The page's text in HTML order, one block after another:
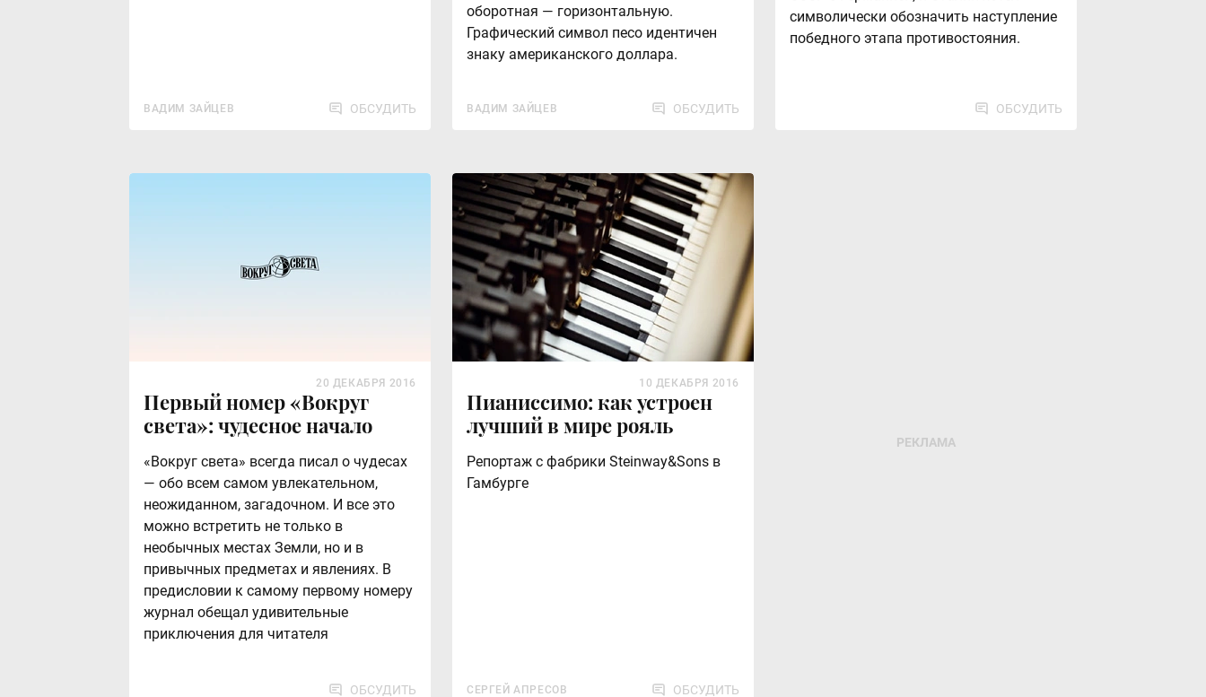
ВАДИМ ЗАЙЦЕВ ОБСУДИТЬ
оборотная — горизонтальную.
Графический символ песо идентичен
знаку американского доллара.
ВАДИМ ЗАЙЦЕВ ОБСУДИТЬ
символически обозначить наступление
победного этапа противостояния.
ОБСУДИТЬ
Первый номер «Вокруг
света»: чудесное начало
«Вокруг света» всегда писал о чудесах
— обо всем самом увлекательном,
неожиданном, загадочном. И все это
можно встретить не только в
необычных местах Земли, но и в
привычных предметах и явлениях. В
предисловии к самому первому номеру
журнал обещал удивительные
приключения для читателя
20 ДЕКАБРЯ 2016
ОБСУДИТЬ
Пианиссимо: как устроен
лучший в мире рояль
Репортаж с фабрики Steinway&Sons в
Гамбурге
СЕРГЕЙ АПРЕСОВ
10 ДЕКАБРЯ 2016
ОБСУДИТЬ